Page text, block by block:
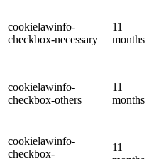
cookielawinfo-
checkbox-necessary
11
months
cookielawinfo-
checkbox-others
11
months
cookielawinfo-
checkbox-
11